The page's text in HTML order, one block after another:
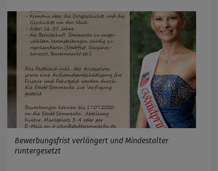
Bewerbungsfrist verlängert und Mindestalter
runtergesetzt